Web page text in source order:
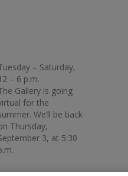
– Saturday,
– 6 p.m.
Gallery is going
for the
We’ll be back
Thursday,
3, at 5:30